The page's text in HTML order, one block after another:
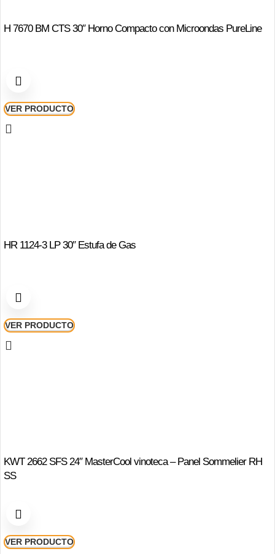
H 7670 BM CTS 30″ Horno Compacto con Microondas PureLine
VER PRODUCTO
HR 1124-3 LP 30″ Estufa de Gas
VER PRODUCTO
KWT 2662 SFS 24″ MasterCool vinoteca – Panel Sommelier RH
SS
VER PRODUCTO